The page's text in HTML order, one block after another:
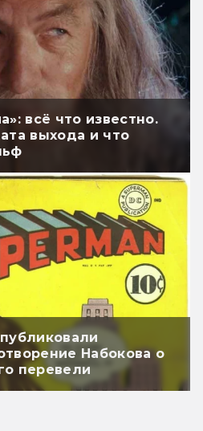
всё что известно.
выхода и что
Набокова о
перевели